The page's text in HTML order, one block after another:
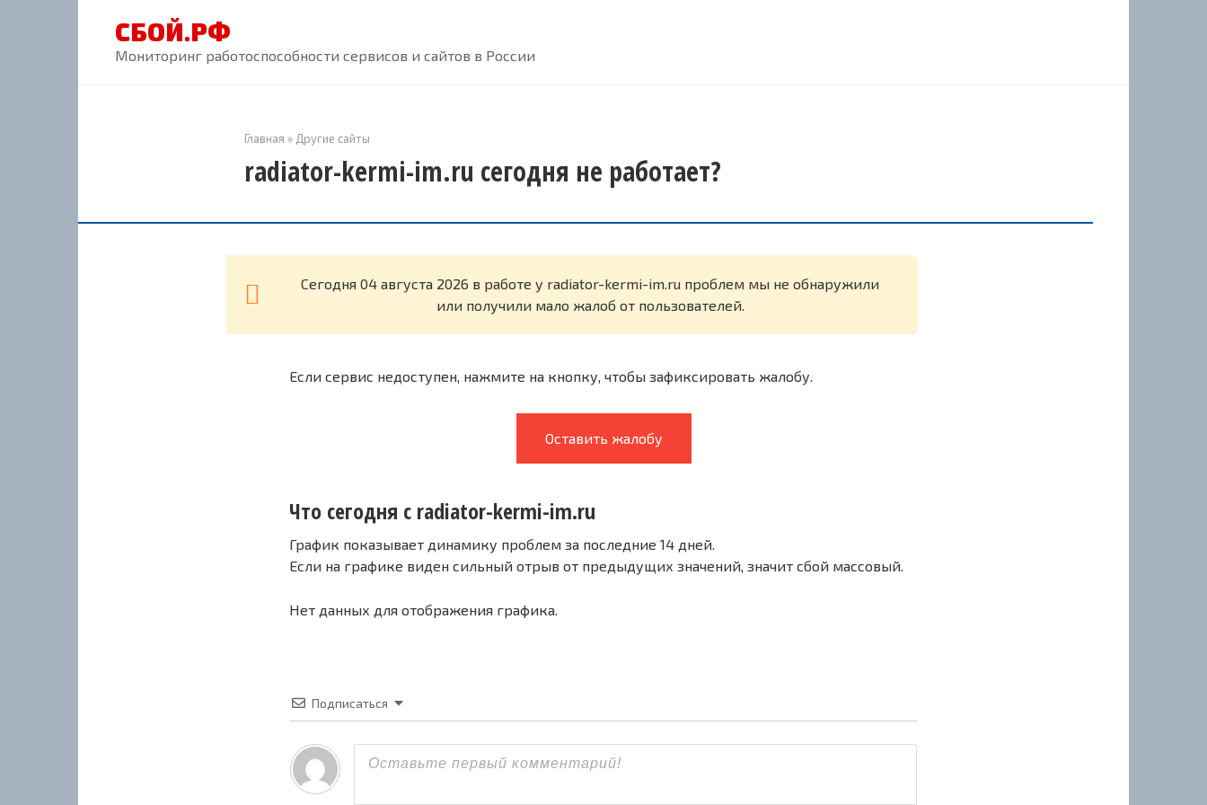
СБОЙ.РФ
Мониторинг работоспособности сервисов и сайтов в России
Главная » Другие сайты
radiator-kermi-im.ru сегодня не работает?
Cегодня 04 августа 2026 в работе у radiator-kermi-im.ru проблем мы не обнаружили
или получили мало жалоб от пользователей.
Если сервис недоступен, нажмите на кнопку, чтобы зафиксировать жалобу.
Оставить жалобу
Что сегодня с radiator-kermi-im.ru
График показывает динамику проблем за последние 14 дней.
Если на графике виден сильный отрыв от предыдущих значений, значит сбой массовый.
Нет данных для отображения графика.
Подписаться